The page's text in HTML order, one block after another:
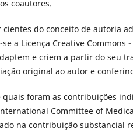
coautores.
cientes do conceito de autoria
a Licença Creative Commons -
e criem a partir do seu
original ao autor e
quais foram as contribuições
Committee of
na contribuição substancial